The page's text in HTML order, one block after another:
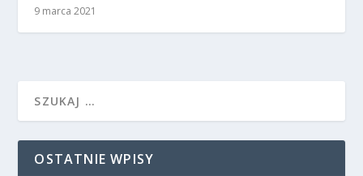
9 marca 2021
OSTATNIE WPISY